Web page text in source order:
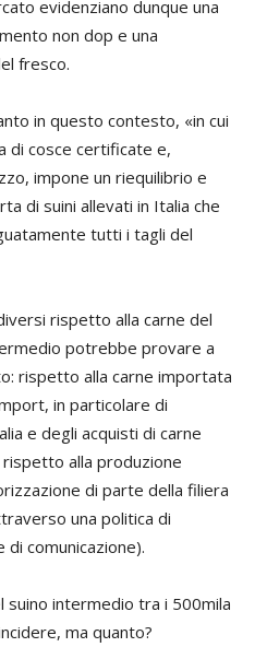
evidenziano dunque una
non dop e una
fresco.
in questo contesto, «in cui
di cosce certificate e,
impone un riequilibrio e
di suini allevati in Italia che
tutti i tagli del
rispetto alla carne del
potrebbe provare a
rispetto alla carne importata
in particolare di
e degli acquisti di carne
alla produzione
di parte della filiera
una politica di
comunicazione).
suino intermedio tra i 500mila
ma quanto?